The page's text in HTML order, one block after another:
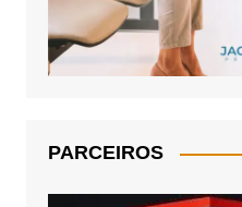
PARCEIROS